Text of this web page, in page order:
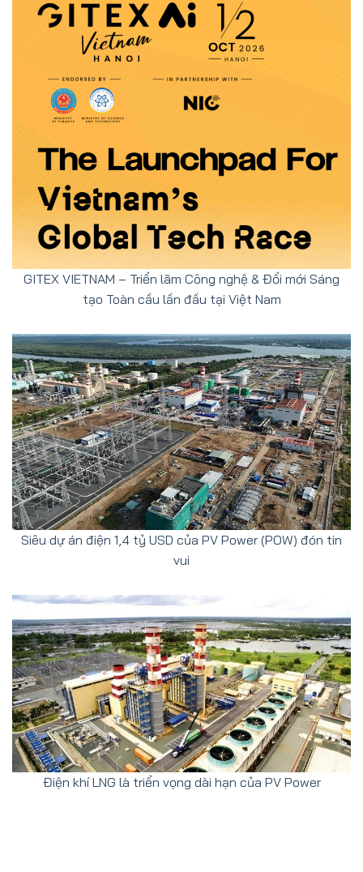
GITEX VIETNAM – Triển lãm Công nghệ & Đổi mới Sáng
tạo Toàn cầu lần đầu tại Việt Nam
Siêu dự án điện 1,4 tỷ USD của PV Power (POW) đón tin
vui
Điện khí LNG là triển vọng dài hạn của PV Power